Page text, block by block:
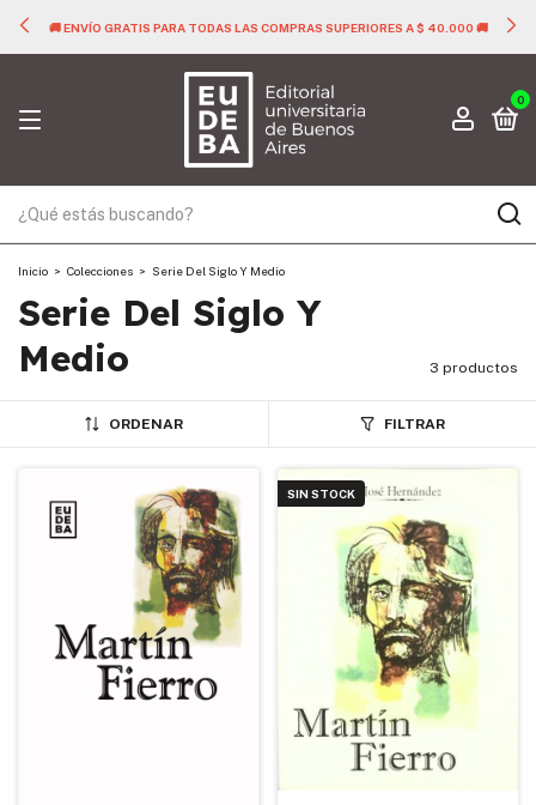
🚚 ENVÍO GRATIS PARA TODAS LAS COMPRAS SUPERIORES A $ 40.000 🚚
0
Inicio > Colecciones > Serie Del Siglo Y Medio
Serie Del Siglo Y
Medio
3 productos
ORDENAR FILTRAR
SIN STOCK